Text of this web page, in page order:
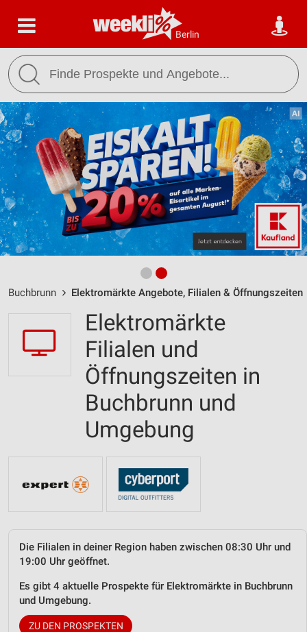
Berlin
Buchbrunn Elektromärkte Angebote, Filialen & Öffnungszeiten
Elektromärkte
Filialen und
Öffnungszeiten in
Buchbrunn und
Umgebung
Die Filialen in deiner Region haben zwischen 08:30 Uhr und
19:00 Uhr geöffnet.
Es gibt 4 aktuelle Prospekte für Elektromärkte in Buchbrunn
und Umgebung.
ZU DEN PROSPEKTEN